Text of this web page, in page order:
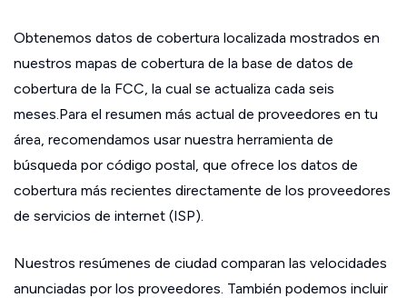
Obtenemos datos de cobertura localizada mostrados en
nuestros mapas de cobertura de la base de datos de
cobertura de la FCC, la cual se actualiza cada seis
meses.Para el resumen más actual de proveedores en tu
área, recomendamos usar nuestra herramienta de
búsqueda por código postal, que ofrece los datos de
cobertura más recientes directamente de los proveedores
de servicios de internet (ISP).
Nuestros resúmenes de ciudad comparan las velocidades
anunciadas por los proveedores. También podemos incluir